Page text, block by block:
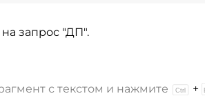
запрос "ДП".
с текстом и нажмите +